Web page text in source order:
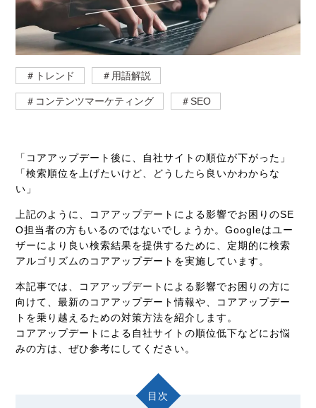
＃トレンド ＃用語解説
＃コンテンツマーケティング ＃SEO
「コアアップデート後に、自社サイトの順位が下がった」
「検索順位を上げたいけど、どうしたら良いかわからな
い」
上記のように、コアアップデートによる影響でお困りのSE
O担当者の方もいるのではないでしょうか。Googleはユー
ザーにより良い検索結果を提供するために、定期的に検索
アルゴリズムのコアアップデートを実施しています。
本記事では、コアアップデートによる影響でお困りの方に
向けて、最新のコアアップデート情報や、コアアップデー
トを乗り越えるための対策方法を紹介します。
コアアップデートによる自社サイトの順位低下などにお悩
みの方は、ぜひ参考にしてください。
目次